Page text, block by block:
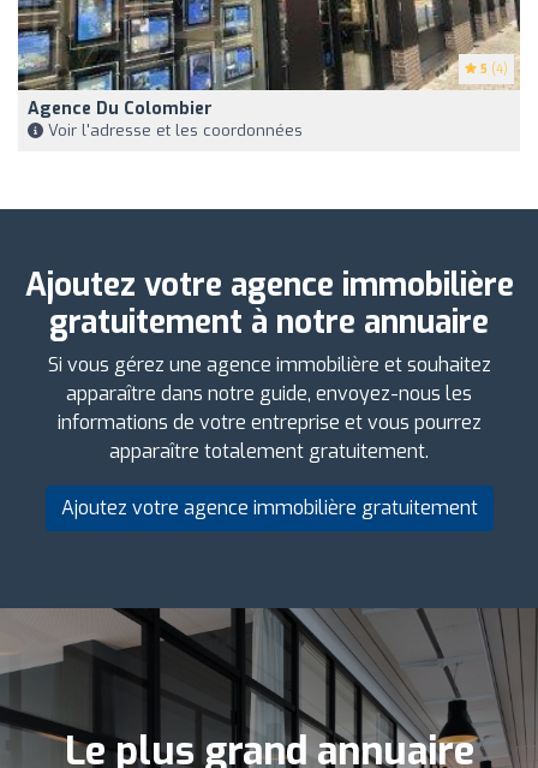
5 (4)
Agence Du Colombier
Voir l'adresse et les coordonnées
Ajoutez votre agence immobilière
gratuitement à notre annuaire
Si vous gérez une agence immobilière et souhaitez
apparaître dans notre guide, envoyez-nous les
informations de votre entreprise et vous pourrez
apparaître totalement gratuitement.
Ajoutez votre agence immobilière gratuitement
Le plus grand annuaire